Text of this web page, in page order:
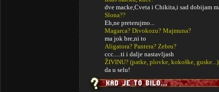
dve macke,Cveta i Chikita,i sad dobijam
Slona??
Eh,ne preterujmo...
Magarca? Divokozu? Majmuna?
ma jok bre,ni to
Aligatora? Pantera? Zebru?
ccc.....ti i dalje nastavljash
ŽIVINU? (patke, plovke, kokoške,
da u selu!